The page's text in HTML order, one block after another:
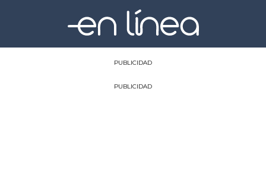
PUBLICIDAD
PUBLICIDAD